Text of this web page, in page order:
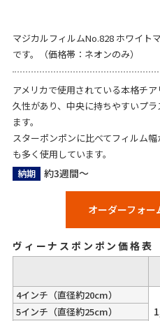
マジカルフィルムNo.828 ホワイト
です。（価格帯：ネオンのみ）
アメリカで使用されている本格チ
久性があり、中央に持ちやすいプ
ます。
スターポンポンに比べてフィルム
も多く使用しています。
納期
約3週間～
オーダーフォー
ヴィーナスポンポン価格表
4インチ（直径約20cm）
5インチ（直径約25cm）